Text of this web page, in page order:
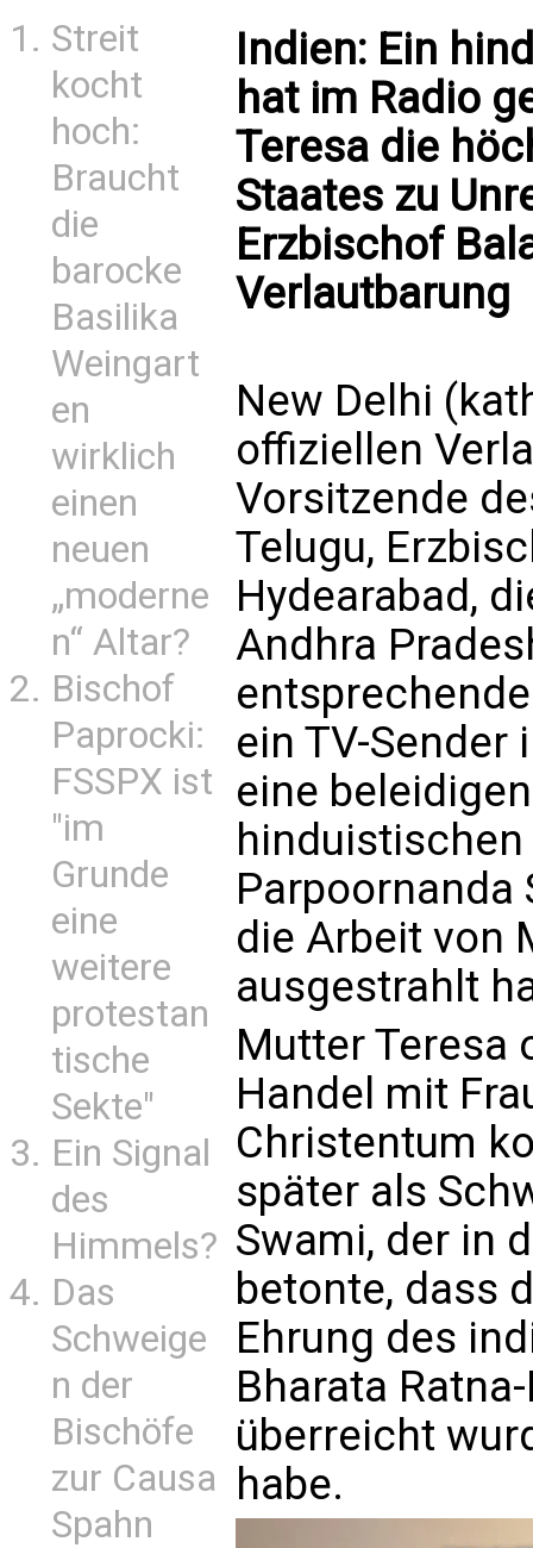
Streit
kocht
hoch:
Braucht
die
barocke
Basilika
Weingart
en
wirklich
einen
neuen
„moderne
n“ Altar?
Bischof
Paprocki:
FSSPX ist
"im
Grunde
eine
weitere
protestan
tische
Sekte"
Ein Signal
des
Himmels?
Das
Schweige
n der
Bischöfe
zur Causa
Spahn
Indien: Ein
hat im Radio
Teresa die
Staates zu
Erzbischof
Verlautbarung
New Delhi
offiziellen
Vorsitzende
Telugu,
Hydearabad,
Andhra
ein TV-Sender
eine
die Arbeit von
ausgestrahlt
Mutter
Handel mit
Christentum
später als
Swami, der in
betonte, dass
Ehrung des
Bharata
überreicht
habe.